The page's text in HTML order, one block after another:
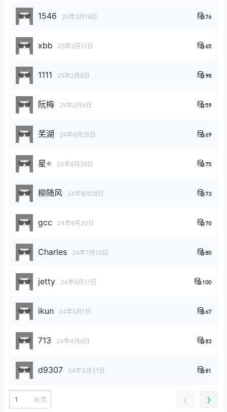
1546 25年2月18日 76
xbb 25年2月12日 65
1111 25年2月8日 98
阮梅 25年2月6日 59
芜湖 24年9月29日 69
星⭐ 24年8月28日 75
柳随风 24年8月28日 73
gcc 24年8月20日 70
Charles 24年7月13日 80
jetty 24年5月17日 100
ikun 24年5月1日 67
713 24年4月9日 83
d9307 24年3月31日 81
/8 页 ❮ ❯